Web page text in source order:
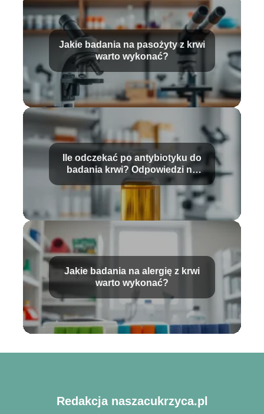
Jakie badania na pasożyty z krwi
warto wykonać?
Ile odczekać po antybiotyku do
badania krwi? Odpowiedzi na
najważniejsze pytania
Jakie badania na alergię z krwi
warto wykonać?
Redakcja naszacukrzyca.pl